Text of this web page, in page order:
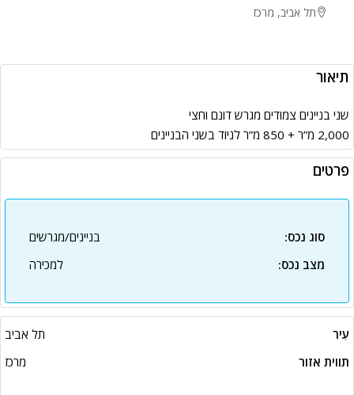
תל אביב, מרכז
תיאור
שני בניינים צמודים מגרש דונם וחצי
2,000 מ”ר + 850 מ”ר לניוד בשני הבניינים
פרטים
סוג נכס:
בניינים/מגרשים
מצב נכס:
למכירה
עִיר
תל אביב
תווית אזור
מרכז